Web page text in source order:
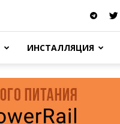
ИНСТАЛЛЯЦИЯ